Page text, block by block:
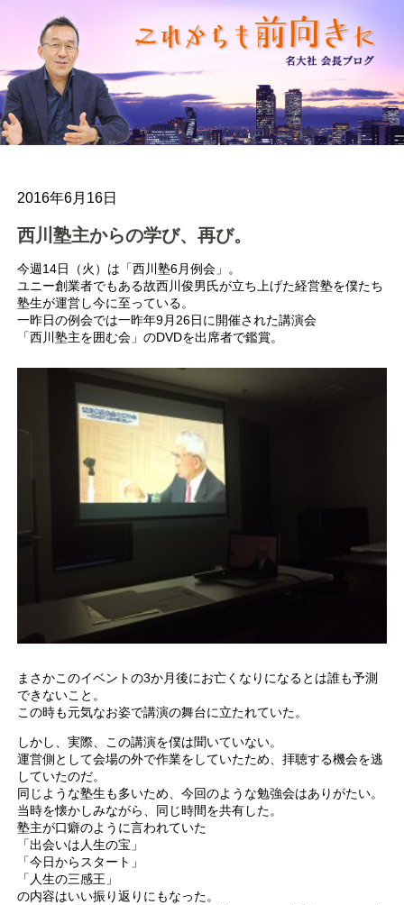
2016年6月16日
西川塾主からの学び、再び。
今週14日（火）は「西川塾6月例会」。
ユニー創業者でもある故西川俊男氏が立ち上げた経営塾を僕たち
塾生が運営し今に至っている。
一昨日の例会では一昨年9月26日に開催された講演会
「西川塾主を囲む会」のDVDを出席者で鑑賞。
まさかこのイベントの3か月後にお亡くなりになるとは誰も予測
できないこと。
この時も元気なお姿で講演の舞台に立たれていた。
しかし、実際、この講演を僕は聞いていない。
運営側として会場の外で作業をしていたため、拝聴する機会を逃
していたのだ。
同じような塾生も多いため、今回のような勉強会はありがたい。
当時を懐かしみながら、同じ時間を共有した。
塾主が口癖のように言われていた
「出会いは人生の宝」
「今日からスタート」
「人生の三感王」
の内容はいい振り返りにもなった。